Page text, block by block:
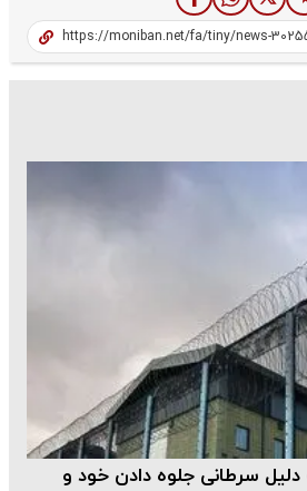
سرطانی جلوه دادن خود و